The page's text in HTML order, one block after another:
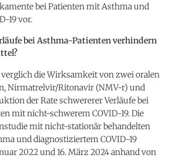
bei Patienten mit Asthma und
19 vor.
bei Asthma-Patienten verhindern
verglich die Wirksamkeit von zwei oralen
Nirmatrelvir/Ritonavir (NMV-r) und
der Rate schwererer Verläufe bei
mit nicht-schwerem COVID-19. Die
mit nicht-stationär behandelten
und diagnostiziertem COVID-19
2022 und 16. März 2024 anhand von